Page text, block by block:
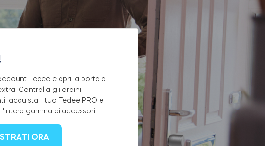
Tedee e apri la porta a
Controlla gli ordini
acquista il tuo Tedee PRO e
gamma di accessori.
ORA